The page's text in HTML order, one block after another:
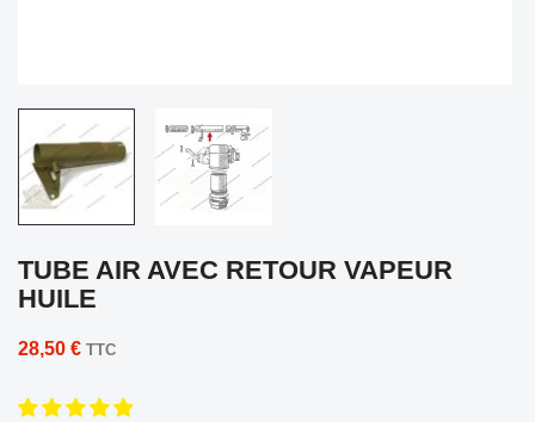
TUBE AIR AVEC RETOUR VAPEUR
HUILE
28,50 € TTC